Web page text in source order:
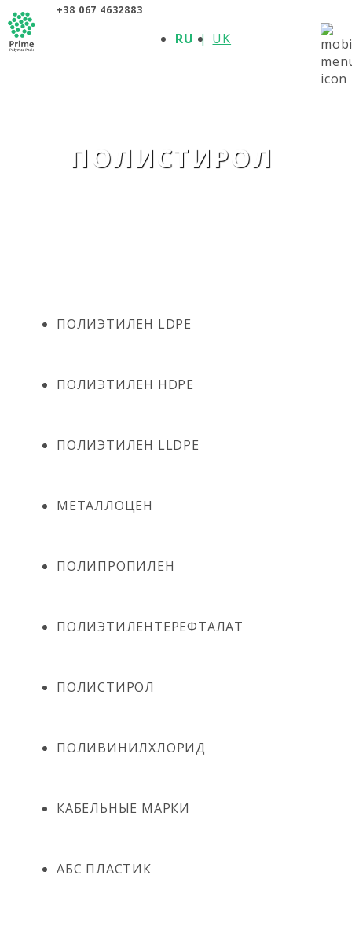
+38 067 4632883
RU UK
ПОЛИСТИРОЛ
ПОЛИЭТИЛЕН LDPE
ПОЛИЭТИЛЕН HDPE
ПОЛИЭТИЛЕН LLDPE
МЕТАЛЛОЦЕН
ПОЛИПРОПИЛЕН
ПОЛИЭТИЛЕНТЕРЕФТАЛАТ
ПОЛИСТИРОЛ
ПОЛИВИНИЛХЛОРИД
КАБЕЛЬНЫЕ МАРКИ
АБС ПЛАСТИК
О КОМПАНИИ
ПРОДУКЦИЯ